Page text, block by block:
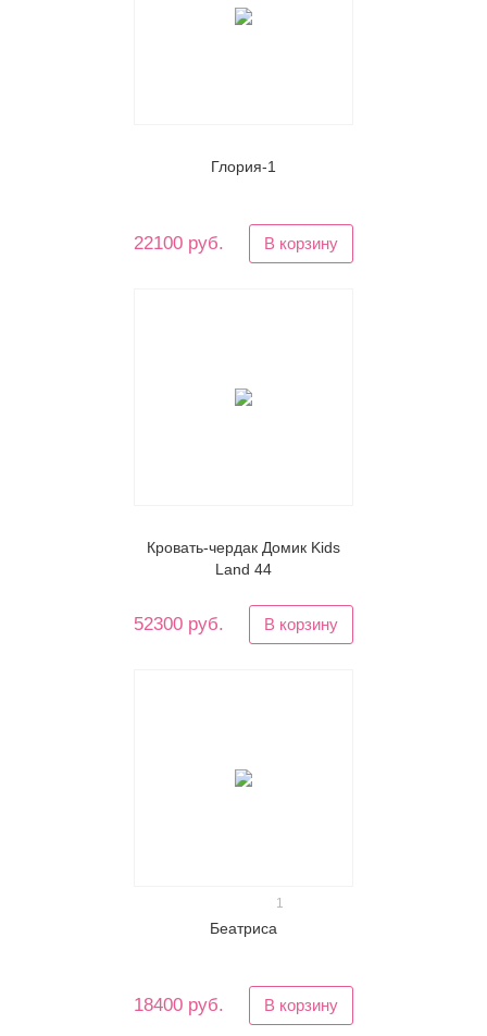
Глория-1
22100 руб. В корзину
Кровать-чердак Домик Kids
Land 44
52300 руб. В корзину
1
Беатриса
18400 руб. В корзину